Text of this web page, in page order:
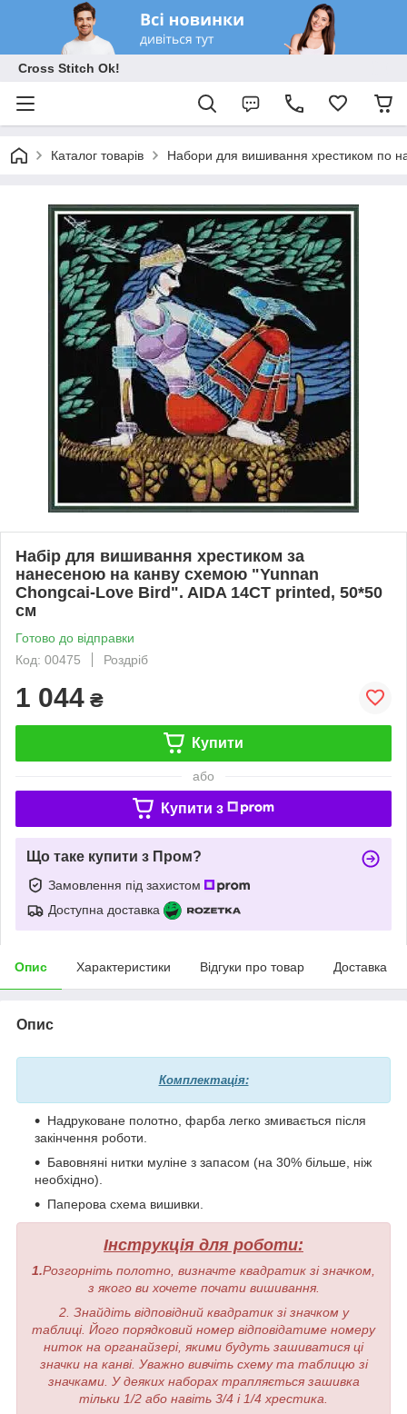
Cross Stitch Ok!
Каталог товарів Набори для вишивання хрестиком по
Набір для вишивання хрестиком за
нанесеною на канву схемою "Yunnan
Chongcai-Love Bird". AIDA 14CT printed, 50*50
см
Готово до відправки
Код: 00475
Роздріб
1 044 ₴
Купити
або
Купити з
Що таке купити з Пром?
Замовлення під захистом
Доступна доставка
Опис Характеристики Відгуки про товар Доставка
Опис
Комплектація:
Надруковане полотно, фарба легко змивається після
закінчення роботи.
Бавовняні нитки муліне з запасом (на 30% більше, ніж
необхідно).
Паперова схема вишивки.
Інструкція для роботи:
1.Розгорніть полотно, визначте квадратик зі значком,
з якого ви хочете почати вишивання.
2. Знайдіть відповідний квадратик зі значком у
таблиці. Його порядковий номер відповідатиме номеру
ниток на органайзері, якими будуть зашиватися ці
значки на канві. Уважно вивчіть схему та таблицю зі
значками. У деяких наборах трапляється зашивка
тільки 1/2 або навіть 3/4 і 1/4 хрестика.